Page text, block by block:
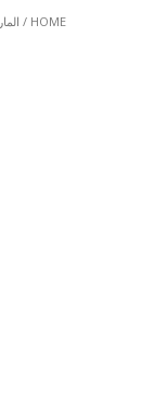
HOME
/